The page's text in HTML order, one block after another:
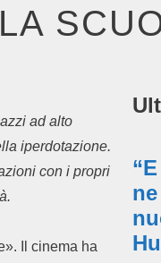
ad alto
iperdotazione.
con i propri
Il cinema ha